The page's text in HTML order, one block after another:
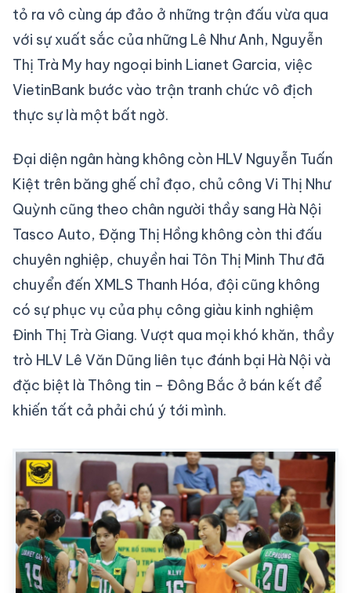
tỏ ra vô cùng áp đảo ở những trận đấu vừa qua
với sự xuất sắc của những Lê Như Anh, Nguyễn
Thị Trà My hay ngoại binh Lianet Garcia, việc
VietinBank bước vào trận tranh chức vô địch
thực sự là một bất ngờ.
Đại diện ngân hàng không còn HLV Nguyễn Tuấn
Kiệt trên băng ghế chỉ đạo, chủ công Vi Thị Như
Quỳnh cũng theo chân người thầy sang Hà Nội
Tasco Auto, Đặng Thị Hồng không còn thi đấu
chuyên nghiệp, chuyền hai Tôn Thị Minh Thư đã
chuyển đến XMLS Thanh Hóa, đội cũng không
có sự phục vụ của phụ công giàu kinh nghiệm
Đinh Thị Trà Giang. Vượt qua mọi khó khăn, thầy
trò HLV Lê Văn Dũng liên tục đánh bại Hà Nội và
đặc biệt là Thông tin – Đông Bắc ở bán kết để
khiến tất cả phải chú ý tới mình.